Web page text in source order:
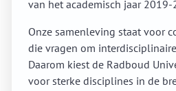
van het academisch jaar
Onze samenleving staat voor
die vragen om
Daarom kiest de Radboud
voor sterke disciplines in de